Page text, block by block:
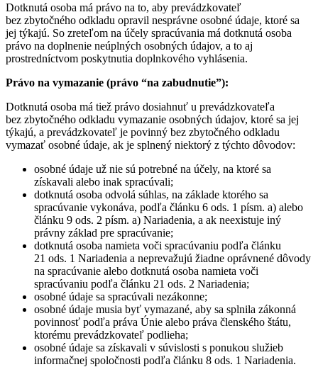
Dotknutá osoba má právo na to, aby prevádzkovateľ
bez zbytočného odkladu opravil nesprávne osobné údaje, ktoré sa
jej týkajú. So zreteľom na účely spracúvania má dotknutá osoba
právo na doplnenie neúplných osobných údajov, a to aj
prostredníctvom poskytnutia doplnkového vyhlásenia.
Právo na vymazanie (právo “na zabudnutie”):
Dotknutá osoba má tiež právo dosiahnuť u prevádzkovateľa
bez zbytočného odkladu vymazanie osobných údajov, ktoré sa jej
týkajú, a prevádzkovateľ je povinný bez zbytočného odkladu
vymazať osobné údaje, ak je splnený niektorý z týchto dôvodov:
osobné údaje už nie sú potrebné na účely, na ktoré sa
získavali alebo inak spracúvali;
dotknutá osoba odvolá súhlas, na základe ktorého sa
spracúvanie vykonáva, podľa článku 6 ods. 1 písm. a) alebo
článku 9 ods. 2 písm. a) Nariadenia, a ak neexistuje iný
právny základ pre spracúvanie;
dotknutá osoba namieta voči spracúvaniu podľa článku
21 ods. 1 Nariadenia a neprevažujú žiadne oprávnené dôvody
na spracúvanie alebo dotknutá osoba namieta voči
spracúvaniu podľa článku 21 ods. 2 Nariadenia;
osobné údaje sa spracúvali nezákonne;
osobné údaje musia byť vymazané, aby sa splnila zákonná
povinnosť podľa práva Únie alebo práva členského štátu,
ktorému prevádzkovateľ podlieha;
osobné údaje sa získavali v súvislosti s ponukou služieb
informačnej spoločnosti podľa článku 8 ods. 1 Nariadenia.